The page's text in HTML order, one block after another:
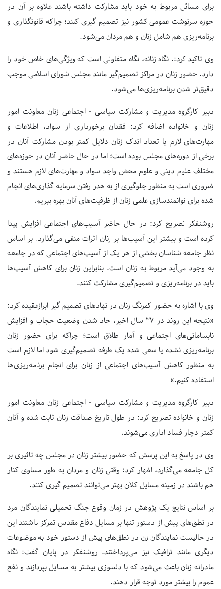
برای مسائل مربوط به خود باید مشارکت داشته باشند علاوه بر آن در
حوزه سرنوشت عمومی کشور نیز تصمیم گیری کنند؛ چراکه قانونگذاری و
برنامه‌ریزی هم شامل زنان و هم مردان می‌شود.
وی تاکید کرد:. نگاه زنانه، نگاه متفاوتی است که ویژگی‌های خاص خود را
دارد. حضور زنان در مراکز تصمیم‌گیر مانند مجلس شورای اسلامی موجب
دقیق‌تر شدن برنامه‌ریزی‌ها می‌شود.
دبیر کارگروه مدیریت و مشارکت سیاسی - اجتماعی زنان معاونت امور
زنان و خانواده اضافه کرد: فقدان برخورداری از سواد، اطلاعات و
مهارت‌های لازم یا تعداد اندک زنان دلایل کمتر بودن مشارکت آنان در
برخی از دوره‌های مجلس بوده است؛ اما در حال حاضر آنان در حوزه‌های
مختلف علوم دینی و علوم محض واجد سواد و مهارت‌های لازم هستند و
ضروری است به منظور جلوگیری از به هدر رفتن سرمایه گذاری‌های انجام
شده برای توانمندسازی علمی زنان از ظرفیت‌های آنان بهره ببریم.
روشنفکر تصریح کرد: در حال حاضر آسیب‌های اجتماعی افزایش پیدا
کرده است و بیشتر این آسیب‌ها بر زنان اثرات منفی می‌گذارد. بر اساس
نظر جامعه شناسان بخشی از هر یک از آسیب‌های اجتماعی که در جامعه
به وجود می‌آید مربوط به زنان است. بنابراین زنان برای کاهش آسیب‌ها
باید در برنامه‌ریزی و تصمیم‌گیری مشارکت کنند.
وی با اشاره به حضور کمرنگ زنان در نهادهای تصمیم گیر ابرازعقیده کرد:
«نتیجه این روند در 37 سال اخیر، حاد شدن وضعیت حجاب و افزایش
نابسامانی‌های اجتماعی و آمار طلاق است؛ چراکه برای حضور زنان
برنامه‌ریزی نشده یا سعی شده یک طرفه تصمیم‌گیری شود اما لازم است
به منظور کاهش آسیب‌های اجتماعی از زنان برای انجام برنامه‌ریزی‌ها
استفاده کنیم.»
دبیر کارگروه مدیریت و مشارکت سیاسی - اجتماعی زنان معاونت امور
زنان و خانواده تصریح کرد: در طول تاریخ صداقت زنان ثابت شده و آنان
کمتر دچار فساد اداری می‌شوند.
وی در پاسخ به این پرسش که حضور بیشتر زنان در مجلس چه تاثیری بر
کل جامعه می‌گذارد، اظهار کرد: وقتی زنان و مردان به طور مساوی کنار
هم باشند در زمینه مسایل کلان بهتر می‌توانند تصمیم گیری کنند.
بر اساس نتایج یک پژوهش در زمان وقوع جنگ تحمیلی نمایندگان مرد
در نطق‌های پیش از دستور تنها بر مسایل دفاع مقدس تمرکز داشتند این
در حالیست نمایندگان زن در نطق‌های پیش از دستور خود به موضوعات
دیگری مانند ترافیک نیز می‌پرداختند. روشنفکر در پایان گفت: نگاه
مادرانه زنان باعث می‌شود که با دلسوزی بیشتر به مسایل بپردازند و نفع
عموم را بیشتر مورد توجه قرار دهند.